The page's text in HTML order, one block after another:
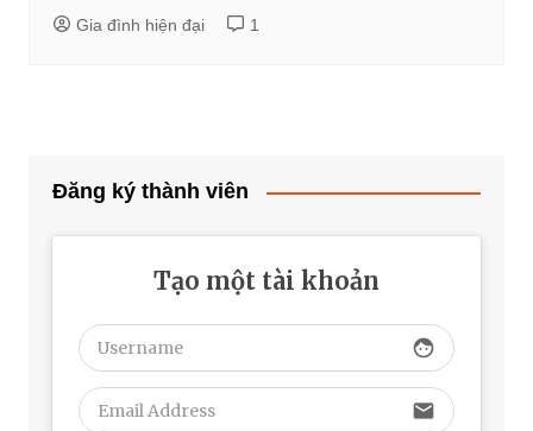
Gia đình hiện đại 1
Đăng ký thành viên
Tạo một tài khoản
face
email